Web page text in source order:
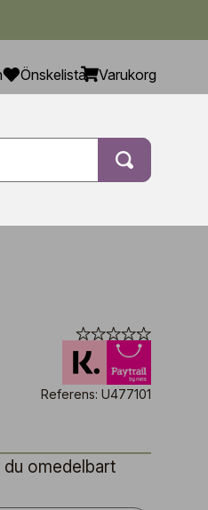
Önskelista Varukorg
Referens: U477101
omedelbart